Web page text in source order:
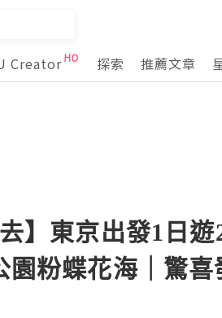
Creator 探索 推薦文章
去】東京出發1日
園粉蝶花海｜驚